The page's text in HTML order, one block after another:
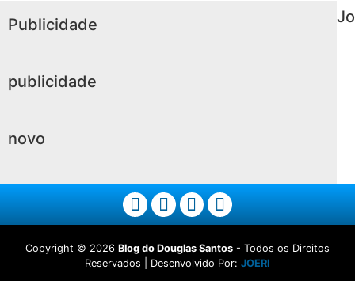
Publicidade
publicidade
novo
Jo
Copyright © 2026 Blog do Douglas Santos - Todos os Direitos
Reservados | Desenvolvido Por: JOERI